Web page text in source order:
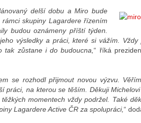
delší dobu a Miro bude
skupiny Lagardere řízením
budou oznámeny příští týden.
výsledky a práci, které si vážím.
tak zůstane i do budoucna,“ říká
se rozhodl přijmout novou výzvu.
práci, na kterou se těším. Děkuji
momentech vždy podržel. Také
Lagardere Active ČR za spolupráci,“